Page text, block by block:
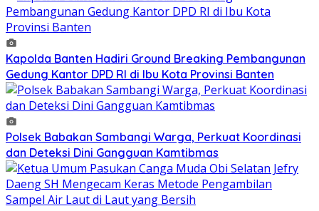
Kapolda Banten Hadiri Ground Breaking Pembangunan
Gedung Kantor DPD RI di Ibu Kota Provinsi Banten
Polsek Babakan Sambangi Warga, Perkuat Koordinasi
dan Deteksi Dini Gangguan Kamtibmas